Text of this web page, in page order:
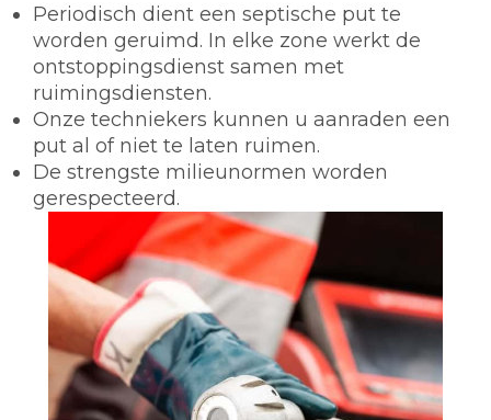
Periodisch dient een septische put te
worden geruimd. In elke zone werkt de
ontstoppingsdienst samen met
ruimingsdiensten.
Onze techniekers kunnen u aanraden een
put al of niet te laten ruimen.
De strengste milieunormen worden
gerespecteerd.